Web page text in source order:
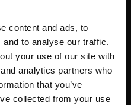
content and ads, to
to analyse our traffic.
your use of our site with
analytics partners who
that you’ve
collected from your use
Kesklinna linnaosa,